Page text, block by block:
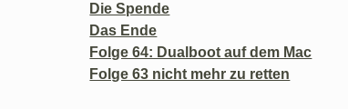
Die Spende
Das Ende
Folge 64: Dualboot auf dem Mac
Folge 63 nicht mehr zu retten